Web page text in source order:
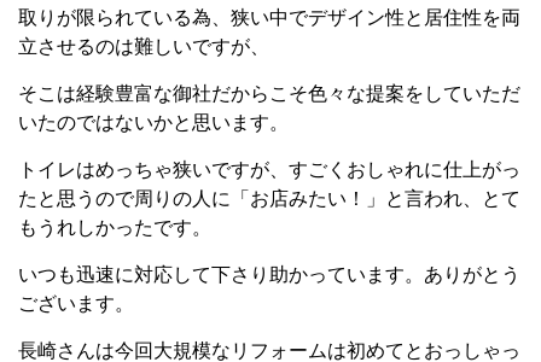
取りが限られている為、狭い中でデザイン性と居住性を両
立させるのは難しいですが、
そこは経験豊富な御社だからこそ色々な提案をしていただ
いたのではないかと思います。
トイレはめっちゃ狭いですが、すごくおしゃれに仕上がっ
たと思うので周りの人に「お店みたい！」と言われ、とて
もうれしかったです。
いつも迅速に対応して下さり助かっています。ありがとう
ございます。
長崎さんは今回大規模なリフォームは初めてとおっしゃっ